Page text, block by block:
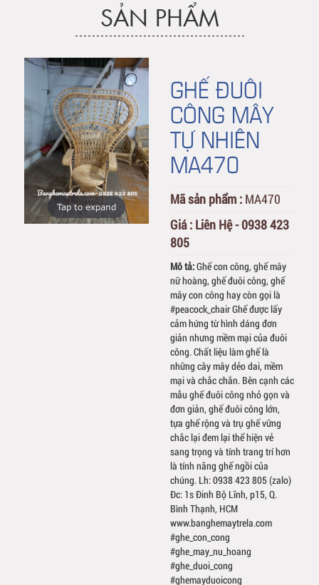
SẢN PHẨM
Tap to expand
GHẾ ĐUÔI
CÔNG MÂY
TỰ NHIÊN
MA470
Mã sản phẩm : MA470
Giá : Liên Hệ - 0938 423
805
Mô tả:Ghế con công, ghế mây
nữ hoàng, ghế đuôi công, ghế
mây con công hay còn gọi là
#peacock_chair Ghế được lấy
cảm hứng từ hình dáng đơn
giản nhưng mềm mại của đuôi
công. Chất liệu làm ghế là
những cây mây dẻo dai, mềm
mại và chắc chắn. Bên cạnh các
mẫu ghế đuôi công nhỏ gọn và
đơn giản, ghế đuôi công lớn,
tựa ghế rộng và trụ ghế vững
chắc lại đem lại thể hiện vẻ
sang trọng và tính trang trí hơn
là tính năng ghế ngồi của
chúng. Lh: 0938 423 805 (zalo)
Đc: 1s Đinh Bộ Lĩnh, p15, Q.
Bình Thạnh, HCM
www.banghemaytrela.com
#ghe_con_cong
#ghe_may_nu_hoang
#ghe_duoi_cong
#ghemayduoicong